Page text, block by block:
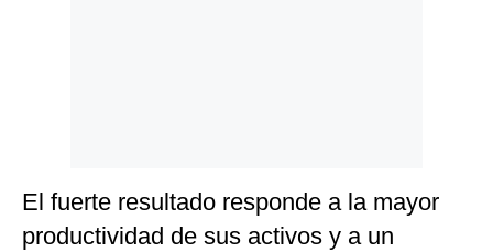
El fuerte resultado responde a la mayor
productividad de sus activos y a un